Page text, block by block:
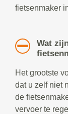
fietsenmaker
Wat
Het grootste
dat u zelf niet
de
vervoer te